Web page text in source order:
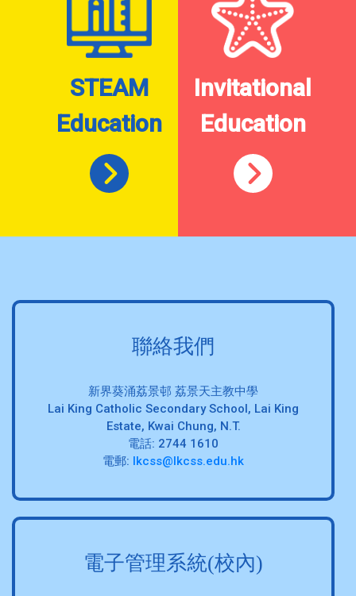
STEAM
Education
Invitational
Education
聯絡我們
新界葵涌荔景邨 荔景天主教中學
Lai King Catholic Secondary School, Lai King
Estate, Kwai Chung, N.T.
電話: 2744 1610
電郵: lkcss@lkcss.edu.hk
電子管理系統(校內)